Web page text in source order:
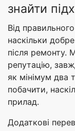
знайти
Від
наскільки
після ремонту.
репутацію,
як мінімум два
побачити,
прилад.
Додаткові